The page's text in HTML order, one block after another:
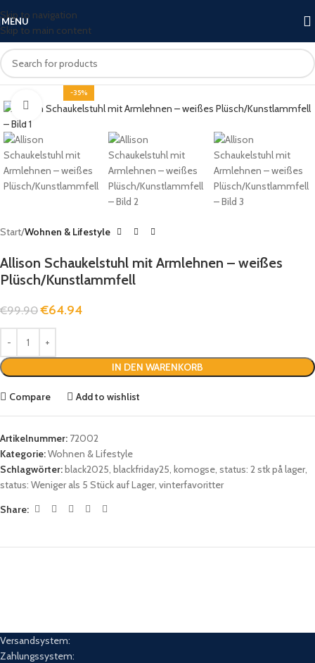
Skip to navigation
Skip to main content
MENU
-35%
Click to enlarge
Start Wohnen & Lifestyle
Allison Schaukelstuhl mit Armlehnen – weißes
Plüsch/Kunstlammfell
€99.90 €64.94
IN DEN WARENKORB
Compare Add to wishlist
Artikelnummer: 72002
Kategorie:Wohnen & Lifestyle
Schlagwörter:black2025, blackfriday25, komogse, status: 2 stk på lager,
status: Weniger als 5 Stück auf Lager, vinterfavoritter
Share:
Versandsystem:
Zahlungssystem: